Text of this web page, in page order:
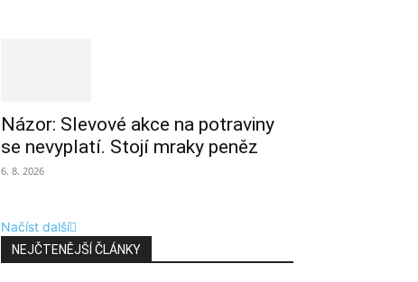
Názor: Slevové akce na potraviny
se nevyplatí. Stojí mraky peněz
6. 8. 2026
Načíst další
NEJČTENĚJŠÍ ČLÁNKY